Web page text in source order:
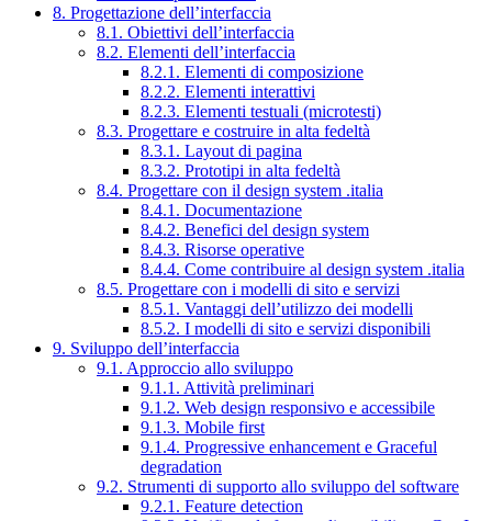
8. Progettazione dell’interfaccia
8.1. Obiettivi dell’interfaccia
8.2. Elementi dell’interfaccia
8.2.1. Elementi di composizione
8.2.2. Elementi interattivi
8.2.3. Elementi testuali (microtesti)
8.3. Progettare e costruire in alta fedeltà
8.3.1. Layout di pagina
8.3.2. Prototipi in alta fedeltà
8.4. Progettare con il design system .italia
8.4.1. Documentazione
8.4.2. Benefici del design system
8.4.3. Risorse operative
8.4.4. Come contribuire al design system .italia
8.5. Progettare con i modelli di sito e servizi
8.5.1. Vantaggi dell’utilizzo dei modelli
8.5.2. I modelli di sito e servizi disponibili
9. Sviluppo dell’interfaccia
9.1. Approccio allo sviluppo
9.1.1. Attività preliminari
9.1.2. Web design responsivo e accessibile
9.1.3. Mobile first
9.1.4. Progressive enhancement e Graceful
degradation
9.2. Strumenti di supporto allo sviluppo del software
9.2.1. Feature detection